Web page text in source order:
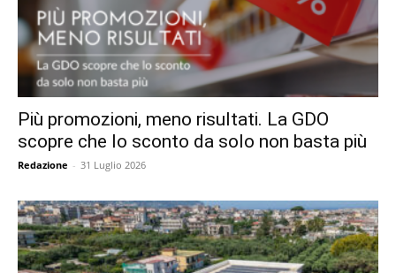
Più promozioni, meno risultati. La GDO
scopre che lo sconto da solo non basta più
Redazione - 31 Luglio 2026